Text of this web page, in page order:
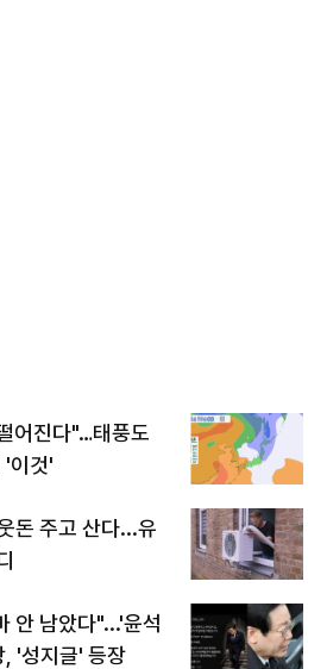
어진다"…태풍도
'이것'
돈 주고 산다...유
안 남았다"...'윤석
, '성지글' 등장